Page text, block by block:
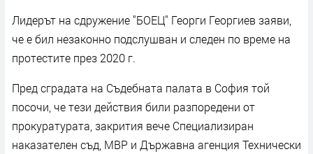
Лидерът на сдружение "БОЕЦ" Георги Георгиев заяви,
че е бил незаконно подслушван и следен по време на
протестите през 2020 г.
Пред сградата на Съдебната палата в София той
посочи, че тези действия били разпоредени от
прокуратурата, закрития вече Специализиран
наказателен съд, МВР и Държавна агенция Технически